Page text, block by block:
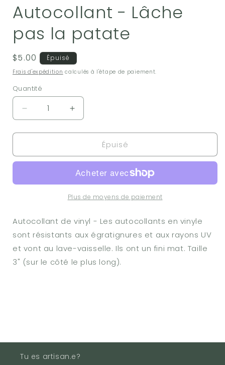
fenêtre
modale
Autocollant - Lâche
pas la patate
Prix
habituel
$5.00 Épuisé
Frais d'expédition calculés à l'étape de paiement.
Quantité
Réduire
la
quantité
Autocollant
pas
Augmenter
la
quantité
Autocollant
Lâche
pas
la
Épuisé
Plus de moyens de paiement
Autocollant de vinyl - Les autocollants en vinyle
sont résistants aux égratignures et aux rayons UV
et vont au lave-vaisselle. Ils ont un fini mat. Taille
3" (sur le côté le plus long).
Tu es artisan.e?